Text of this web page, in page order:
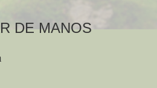
DE MANOS